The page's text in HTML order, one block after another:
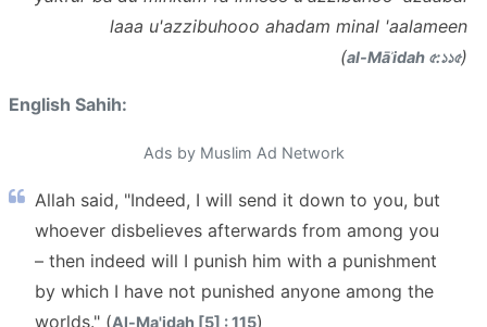
laaa u'azzibuhooo ahadam minal 'aalameen
(al-Māʾidah ৫:১১৫)
English Sahih:
Ads by Muslim Ad Network
Allah said, "Indeed, I will send it down to you, but
whoever disbelieves afterwards from among you
– then indeed will I punish him with a punishment
by which I have not punished anyone among the
worlds." (Al-Ma'idah [5] : 115)